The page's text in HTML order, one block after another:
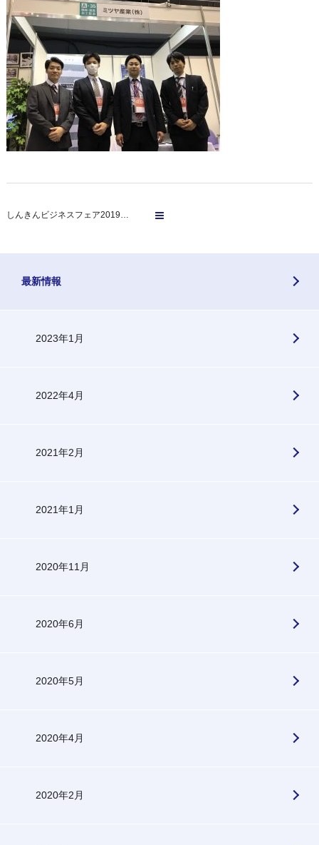
最新情報
2023年1月
2022年4月
2021年2月
2021年1月
2020年11月
2020年6月
2020年5月
2020年4月
2020年2月
しんきんビジネスフェア2019…